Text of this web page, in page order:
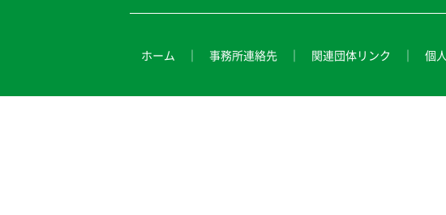
ホーム 事務所連絡先 関連団体リンク 個